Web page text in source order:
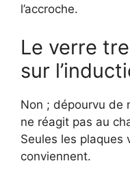
l’accroche.
Le verre
sur
Non ; dépourvu de
ne réagit pas au
Seules les plaques
conviennent.